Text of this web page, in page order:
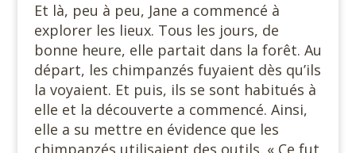
Et là, peu à peu, Jane a commencé à
explorer les lieux. Tous les jours, de
bonne heure, elle partait dans la forêt. Au
départ, les chimpanzés fuyaient dès qu’ils
la voyaient. Et puis, ils se sont habitués à
elle et la découverte a commencé. Ainsi,
elle a su mettre en évidence que les